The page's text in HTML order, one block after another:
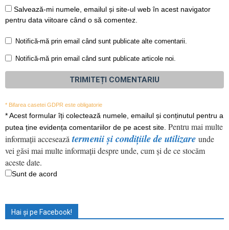
Salvează-mi numele, emailul și site-ul web în acest navigator
pentru data viitoare când o să comentez.
Notifică-mă prin email când sunt publicate alte comentarii.
Notifică-mă prin email când sunt publicate articole noi.
* Bifarea casetei GDPR este obligatorie
*Acest formular îți colectează numele, emailul și conținutul pentru a
putea ține evidența comentariilor de pe acest site. Pentru mai multe
informații acceseazătermenii și condițiile de utilizare unde
vei găsi mai multe informații despre unde, cum și de ce stocăm
aceste date.
Sunt de acord
Hai și pe Facebook!